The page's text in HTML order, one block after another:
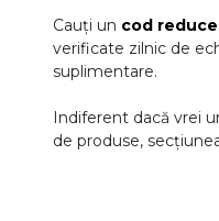
Cauți un cod
verificate zilnic de
suplimentare.
Indiferent dacă vrei
de produse,